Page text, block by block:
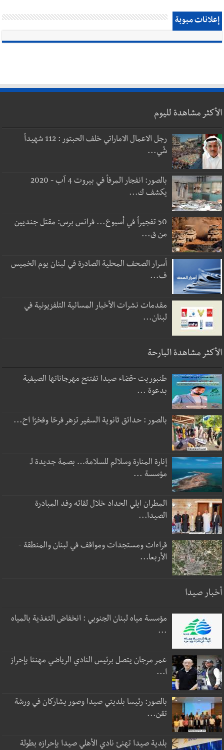
إعلانات مبوبة
الأكثر مشاهدة لليوم
رجل الاعمال الاماراتي خلف الحبتور : 112 شهيداً
شُي...
بالصور: انفجار المرفأ في بيروت 4 آب - 2020
يكشف ك...
50 تفجيراً في أسبوع... فرانس برس: مقتل جنديين
من ق...
أسرار الصحف المحلية الصادرة في لبنان يوم الخميس
ف...
مقدمات نشرات الأخبار المسائية التلفزيونية في
لبنان...
الأكثر مشاهدة البارحة
طنبوريت -قضاء صيدا تفتتح مهرجاناتها الصيفية
بدعوة ...
بالصور : حدائق ثانوية السفير تزهر فرحًا وفخرًا اح...
إنارة المنارة وسلالم للسلامة… بصمة جديدة لـ
مؤسسة ...
المطران ايلي الحداد خلال لقائه وفد المبادرة
الصيدا...
قراءات ومستجدات ومواقف في لبنان والمنطقة -
الأربعا...
أخبار صيدا
مؤسسة مياه لبنان الجنوبي : انخفاض التغذية بالمياه
...
عمر مرجان يتصل برئيس النادي الرياضي مهنئا بإحراز
ا...
بالصور: رئيسا بلديتي صيدا وصور يشاركان في ورشة
تقن...
بلدية صيدا تهنئ نادي الأهلي صيدا بإحرازه بطولة